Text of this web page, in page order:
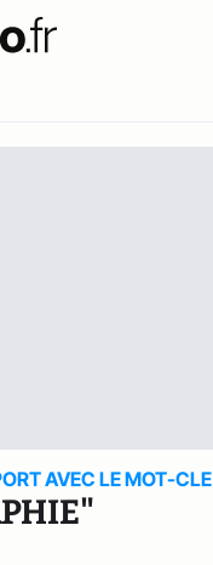
AVEC LE MOT-CLE